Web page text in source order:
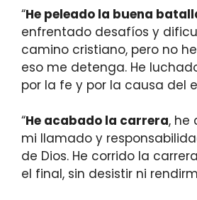
“He peleado la buena
enfrentado desafíos y
camino cristiano, pero no
eso me detenga. He
por la fe y por la causa del
“He acabado la carrera, he
mi llamado y
de Dios. He corrido la
el final, sin desistir ni